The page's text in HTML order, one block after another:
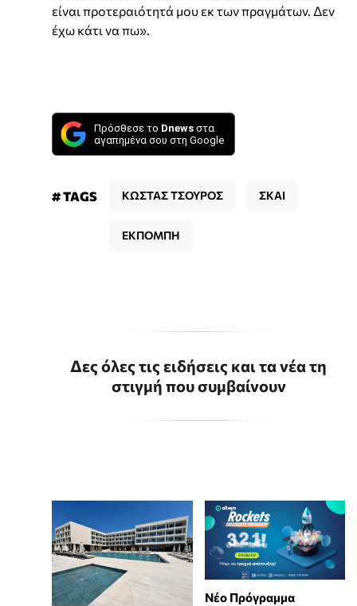
είναι προτεραιότητά μου εκ των πραγμάτων. Δεν
έχω κάτι να πω».
Πρόσθεσε το Dnews στα
αγαπημένα σου στη Google
# TAGS ΚΩΣΤΑΣ ΤΣΟΥΡΟΣ ΣΚΑΙ
ΕΚΠΟΜΠΗ
Δες όλες τις ειδήσεις και τα νέα τη
στιγμή που συμβαίνουν
Νέο Πρόγραμμα